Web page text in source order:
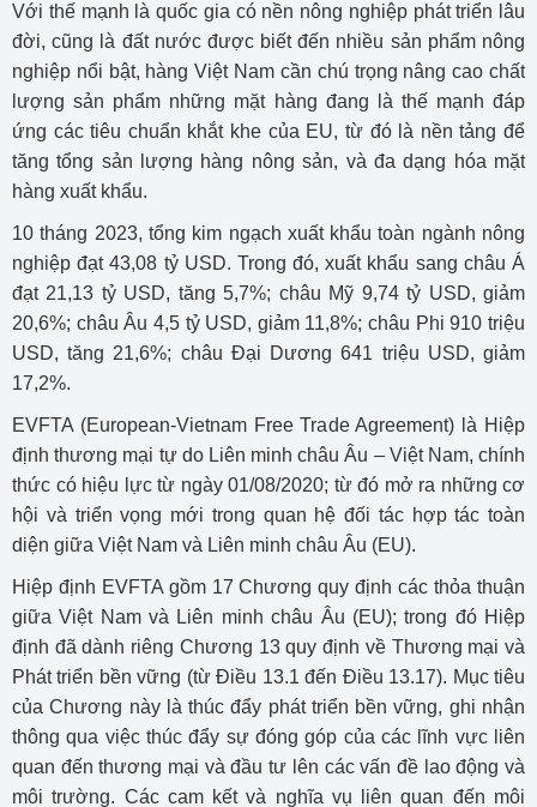
Với thế mạnh là quốc gia có nền nông nghiệp phát triển lâu
đời, cũng là đất nước được biết đến nhiều sản phẩm nông
nghiệp nổi bật, hàng Việt Nam cần chú trọng nâng cao chất
lượng sản phẩm những mặt hàng đang là thế mạnh đáp
ứng các tiêu chuẩn khắt khe của EU, từ đó là nền tảng để
tăng tổng sản lượng hàng nông sản, và đa dạng hóa mặt
hàng xuất khẩu.
10 tháng 2023, tổng kim ngạch xuất khẩu toàn ngành nông
nghiệp đạt 43,08 tỷ USD. Trong đó, xuất khẩu sang châu Á
đạt 21,13 tỷ USD, tăng 5,7%; châu Mỹ 9,74 tỷ USD, giảm
20,6%; châu Âu 4,5 tỷ USD, giảm 11,8%; châu Phi 910 triệu
USD, tăng 21,6%; châu Đại Dương 641 triệu USD, giảm
17,2%.
EVFTA (European-Vietnam Free Trade Agreement) là Hiệp
định thương mại tự do Liên minh châu Âu – Việt Nam, chính
thức có hiệu lực từ ngày 01/08/2020; từ đó mở ra những cơ
hội và triển vọng mới trong quan hệ đối tác hợp tác toàn
diện giữa Việt Nam và Liên minh châu Âu (EU).
Hiệp định EVFTA gồm 17 Chương quy định các thỏa thuận
giữa Việt Nam và Liên minh châu Âu (EU); trong đó Hiệp
định đã dành riêng Chương 13 quy định về Thương mại và
Phát triển bền vững (từ Điều 13.1 đến Điều 13.17). Mục tiêu
của Chương này là thúc đẩy phát triển bền vững, ghi nhận
thông qua việc thúc đẩy sự đóng góp của các lĩnh vực liên
quan đến thương mại và đầu tư lên các vấn đề lao động và
môi trường. Các cam kết và nghĩa vụ liên quan đến môi